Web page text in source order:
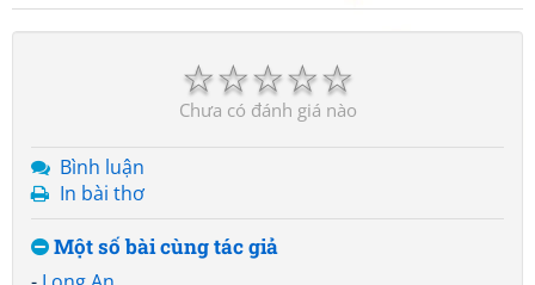
☆
☆
☆
☆
☆
Chưa có đánh giá nào
Bình luận
In bài thơ
Một số bài cùng tác giả